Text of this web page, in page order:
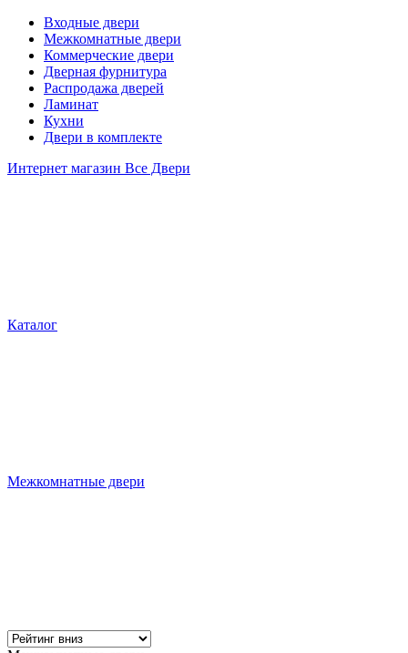
Входные двери
Межкомнатные двери
Коммерческие двери
Дверная фурнитура
Распродажа дверей
Ламинат
Кухни
Двери в комплекте
Интернет магазин Все Двери
Каталог
Межкомнатные двери